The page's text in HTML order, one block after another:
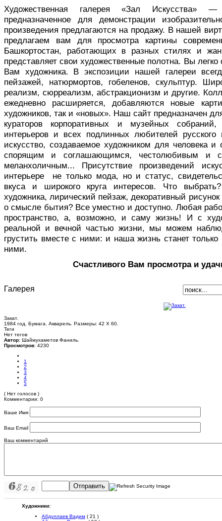
Художественная галерея «Зал Искусства» —
предназначенное для демонстрации
произведения предлагаются на продажу. В нашей
предлагаем вам для просмотра картины
Башкортостан, работающих в разных стилях и
представляет свои художественные полотна. Вы
Вам художника. В экспозиции нашей галереи
пейзажей, натюрмортов, гобеленов, скульптур.
реализм, сюрреализм, абстракционизм и другие.
ежедневно расширяется, добавляются новые
художников, так и «новых». Наш сайт предназначен
кураторов корпоративных и музейных
интерьеров и всех подлинных любителей
искусство, создаваемое художником для человека и
спорящим и соглашающимся, честолюбивым и
меланхоличным... Присутствие произведений
интерьере не только мода, но и статус,
вкуса и широкого круга интересов. Что
художника, лирический пейзаж, декоративный
о смысле бытия? Все уместно и доступно. Любая
пространство, а, возможно, и саму жизнь! И с
реальной и вечной частью жизни, мы можем
грустить вместе с ними: и наша жизнь станет только
ними.
Счастливого Вам просмотра и
Галерея
Закат.
1984 год. Бумага. Акварель. Размеры: 42 Х 60.
Теги
Нет тегов
Автор: Шаймухаметов Фаниль.
Просмотров: 4230
1
2
3
4
5
( Нет голосов )
Комментарии: 0
Ваше Имя
Ваш Email
Ваш комментарий
Отправить
Художники:
Абдуллаев Вадим ( 21 )